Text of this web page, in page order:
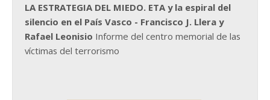
LA ESTRATEGIA DEL MIEDO. ETA y la espiral del
silencio en el País Vasco - Francisco J. Llera y
Rafael Leonisio Informe del centro memorial de las
víctimas del terrorismo